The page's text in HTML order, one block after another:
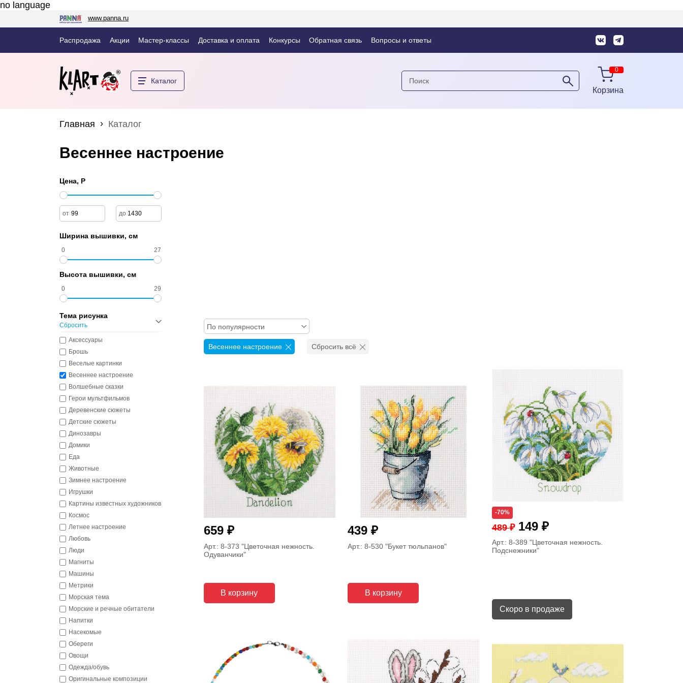
no language
www.panna.ru
Распродажа Акции Мастер-классы Доставка и оплата Конкурсы Обратная связь Вопросы и ответы
Каталог
Корзина
Главная Каталог
Весеннее настроение
Цена, Р
Ширина вышивки, см
0 27
Высота вышивки, см
0 29
Тема рисунка
Сбросить
Аксессуары
Брошь
Веселые картинки
Весеннее настроение
Волшебные сказки
Герои мультфильмов
Деревенские сюжеты
Детские сюжеты
Динозавры
Домики
Еда
Животные
Зимнее настроение
Игрушки
Картины известных художников
Космос
Летнее настроение
Любовь
Люди
Магниты
Машины
Метрики
Морская тема
Морские и речные обитатели
Напитки
Насекомые
Обереги
Овощи
Одежда/обувь
Оригинальные композиции
По популярности
Весеннее настроение Сбросить всё
659 ₽
Арт.: 8-373 "Цветочная нежность.
Одуванчики"
В корзину
439₽
Арт.: 8-530"Букет тюльпанов"
В корзину
-70%
489₽ 149 ₽
Арт.: 8-389 "Цветочная нежность.
Подснежники"
Скоро в продаже